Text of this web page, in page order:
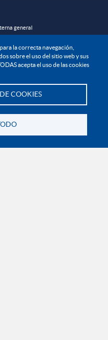
la correcta navegación,
sobre el uso del sitio web y sus
acepta el uso de las cookies
COOKIES
general